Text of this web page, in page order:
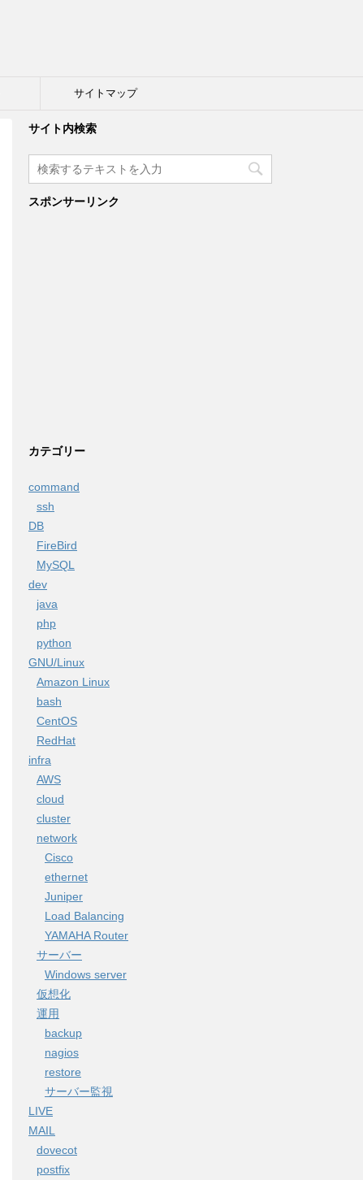
サイトマップ
サイト内検索
スポンサーリンク
カテゴリー
command
ssh
DB
FireBird
MySQL
dev
java
php
python
GNU/Linux
Amazon Linux
bash
CentOS
RedHat
infra
AWS
cloud
cluster
network
Cisco
ethernet
Juniper
Load Balancing
YAMAHA Router
サーバー
Windows server
仮想化
運用
backup
nagios
restore
サーバー監視
LIVE
MAIL
dovecot
postfix